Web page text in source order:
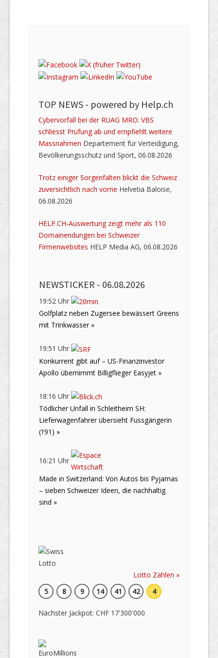
TOP NEWS - powered by Help.ch
Cybervorfall bei der RUAG MRO: VBS
schliesst Prüfung ab und empfiehlt weitere
Massnahmen Departement für Verteidigung,
Bevölkerungsschutz und Sport, 06.08.2026
Trotz einiger Sorgenfalten blickt die Schweiz
zuversichtlich nach vorne Helvetia Baloise,
06.08.2026
HELP.CH-Auswertung zeigt mehr als 110
Domainendungen bei Schweizer
Firmenwebsites HELP Media AG, 06.08.2026
NEWSTICKER - 06.08.2026
19:52 Uhr
Golfplatz neben Zugersee bewässert Greens
mit Trinkwasser »
19:51 Uhr
Konkurrent gibt auf – US-Finanzinvestor
Apollo übernimmt Billigflieger Easyjet »
18:16 Uhr
Tödlicher Unfall in Schleitheim SH:
Lieferwagenfahrer übersieht Fussgängerin
(†91) »
16:21 Uhr
Made in Switzerland: Von Autos bis Pyjamas
– sieben Schweizer Ideen, die nachhaltig
sind »
Lotto Zahlen »
5
8 9 14 41 42 4
Nächster Jackpot: CHF 17'300'000